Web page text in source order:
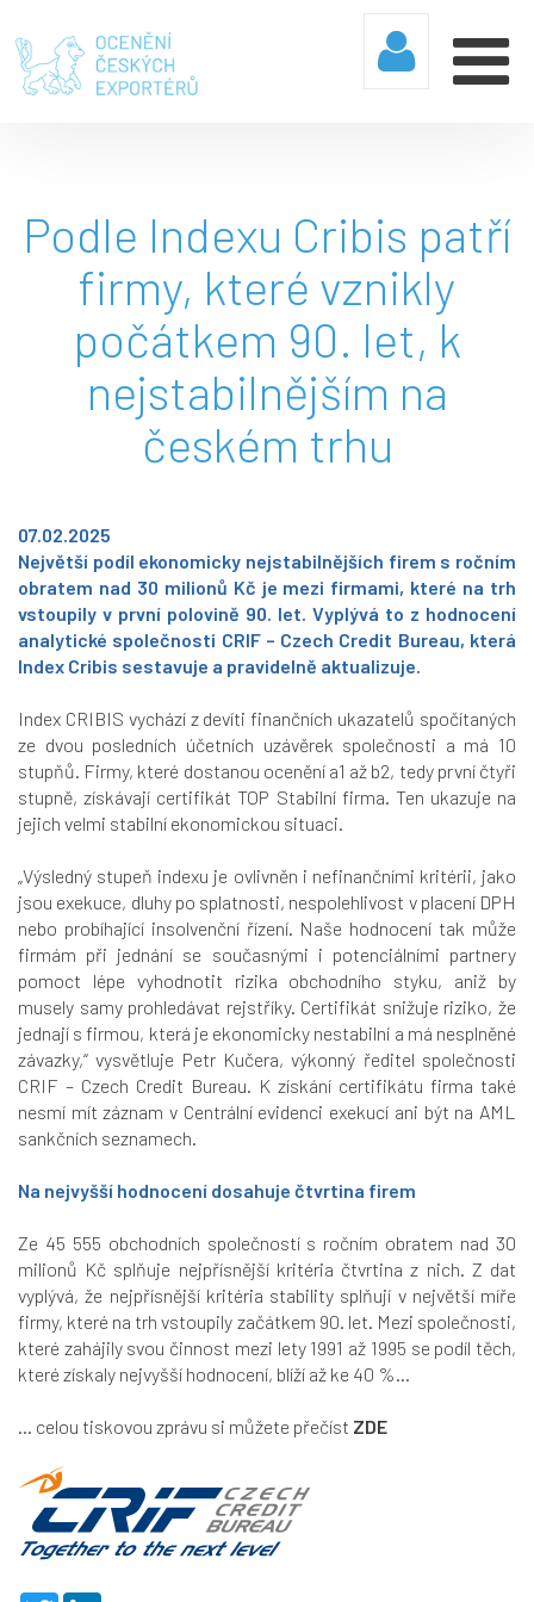
Podle Indexu Cribis patří
firmy, které vznikly
počátkem 90. let, k
nejstabilnějším na
českém trhu
07.02.2025
Největší podíl ekonomicky nejstabilnějších firem s ročním
obratem nad 30 milionů Kč je mezi firmami, které na trh
vstoupily v první polovině 90. let. Vyplývá to z hodnocení
analytické společnosti CRIF – Czech Credit Bureau, která
Index Cribis sestavuje a pravidelně aktualizuje.
Index CRIBIS vychází z devíti finančních ukazatelů spočítaných
ze dvou posledních účetních uzávěrek společnosti a má 10
stupňů. Firmy, které dostanou ocenění a1 až b2, tedy první čtyři
stupně, získávají certifikát TOP Stabilní firma. Ten ukazuje na
jejich velmi stabilní ekonomickou situaci.
„Výsledný stupeň indexu je ovlivněn i nefinančními kritérii, jako
jsou exekuce, dluhy po splatnosti, nespolehlivost v placení DPH
nebo probíhající insolvenční řízení. Naše hodnocení tak může
firmám při jednání se současnými i potenciálními partnery
pomoct lépe vyhodnotit rizika obchodního styku, aniž by
musely samy prohledávat rejstříky. Certifikát snižuje riziko, že
jednají s firmou, která je ekonomicky nestabilní a má nesplněné
závazky,“ vysvětluje Petr Kučera, výkonný ředitel společnosti
CRIF – Czech Credit Bureau. K získání certifikátu firma také
nesmí mít záznam v Centrální evidenci exekucí ani být na AML
sankčních seznamech.
Na nejvyšší hodnocení dosahuje čtvrtina firem
Ze 45 555 obchodních společností s ročním obratem nad 30
milionů Kč splňuje nejpřísnější kritéria čtvrtina z nich. Z dat
vyplývá, že nejpřísnější kritéria stability splňují v největší míře
firmy, které na trh vstoupily začátkem 90. let. Mezi společnosti,
které zahájily svou činnost mezi lety 1991 až 1995 se podíl těch,
které získaly nejvyšší hodnocení, blíží až ke 40 %...
... celou tiskovou zprávu si můžete přečíst ZDE